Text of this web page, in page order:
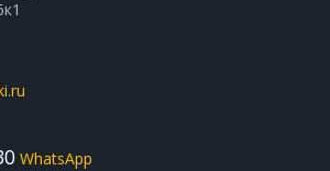
WhatsApp